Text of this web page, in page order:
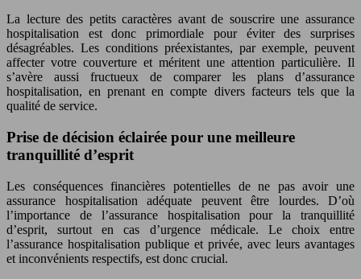
La lecture des petits caractères avant de souscrire une assurance
hospitalisation est donc primordiale pour éviter des surprises
désagréables. Les conditions préexistantes, par exemple, peuvent
affecter votre couverture et méritent une attention particulière. Il
s’avère aussi fructueux de comparer les plans d’assurance
hospitalisation, en prenant en compte divers facteurs tels que la
qualité de service.
Prise de décision éclairée pour une meilleure
tranquillité d’esprit
Les conséquences financières potentielles de ne pas avoir une
assurance hospitalisation adéquate peuvent être lourdes. D’où
l’importance de l’assurance hospitalisation pour la tranquillité
d’esprit, surtout en cas d’urgence médicale. Le choix entre
l’assurance hospitalisation publique et privée, avec leurs avantages
et inconvénients respectifs, est donc crucial.